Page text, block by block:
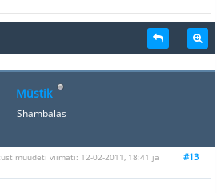
Müstik
Shambalas
#13
muudeti viimati: 12-02-2011, 18:41 ja